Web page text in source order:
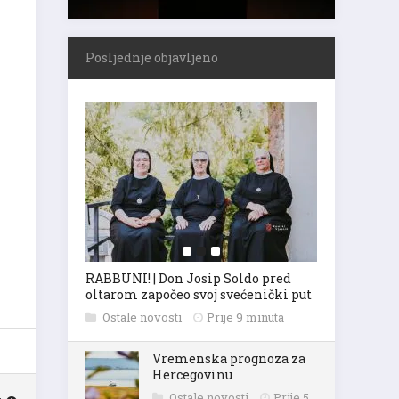
Posljednje objavljeno
RABBUNI! | Don Josip Soldo pred
oltarom započeo svoj svećenički put
Ostale novosti Prije 9 minuta
Vremenska prognoza za
Hercegovinu